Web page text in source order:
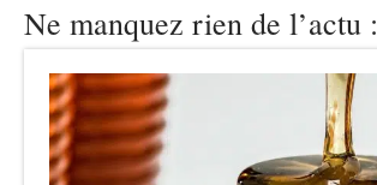
Ne manquez rien de l’actu :